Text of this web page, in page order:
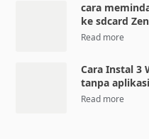
cara
ke sdcard
Cara Instal 3
tanpa